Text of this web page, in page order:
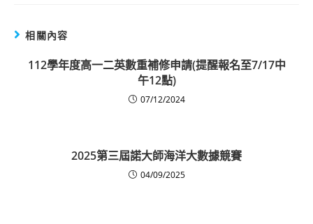
相關內容
112學年度高一二英數重補修申請(提醒報名至7/17中
午12點)
07/12/2024
2025第三屆諾大師海洋大數據競賽
04/09/2025